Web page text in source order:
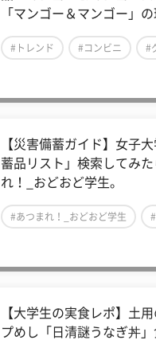
「マンゴー＆マンゴー」
#トレンド #コンビニ #
【災害備蓄ガイド】女子
蓄品リスト」検索してみ
れ！_おどおど学生。
#あつまれ！_おどおど学生
【大学生の実食レポ】土
プめし「日清謎うなぎ丼